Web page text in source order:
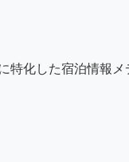
特化した宿泊情報